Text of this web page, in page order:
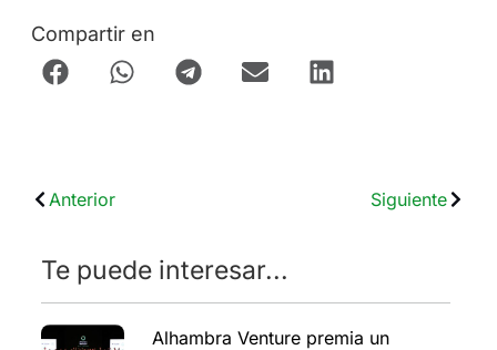
Compartir en
Anterior Siguiente
Te puede interesar...
Alhambra Venture premia un